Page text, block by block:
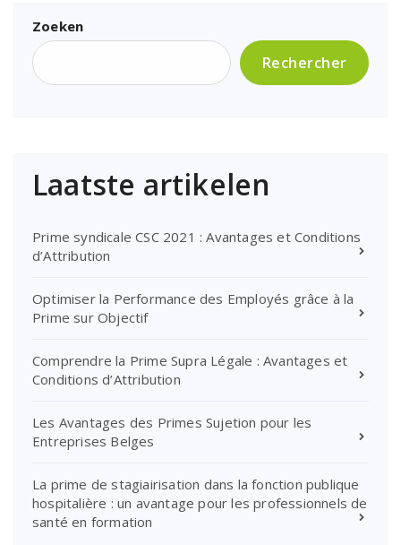
Zoeken
Rechercher
Laatste artikelen
Prime syndicale CSC 2021 : Avantages et Conditions
d’Attribution
Optimiser la Performance des Employés grâce à la
Prime sur Objectif
Comprendre la Prime Supra Légale : Avantages et
Conditions d’Attribution
Les Avantages des Primes Sujetion pour les
Entreprises Belges
La prime de stagiairisation dans la fonction publique
hospitalière : un avantage pour les professionnels de
santé en formation